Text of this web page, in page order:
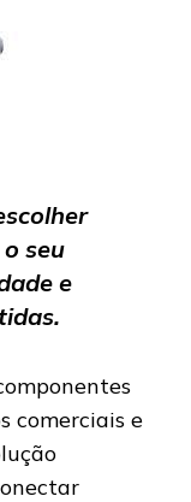
seu
e
comerciais e